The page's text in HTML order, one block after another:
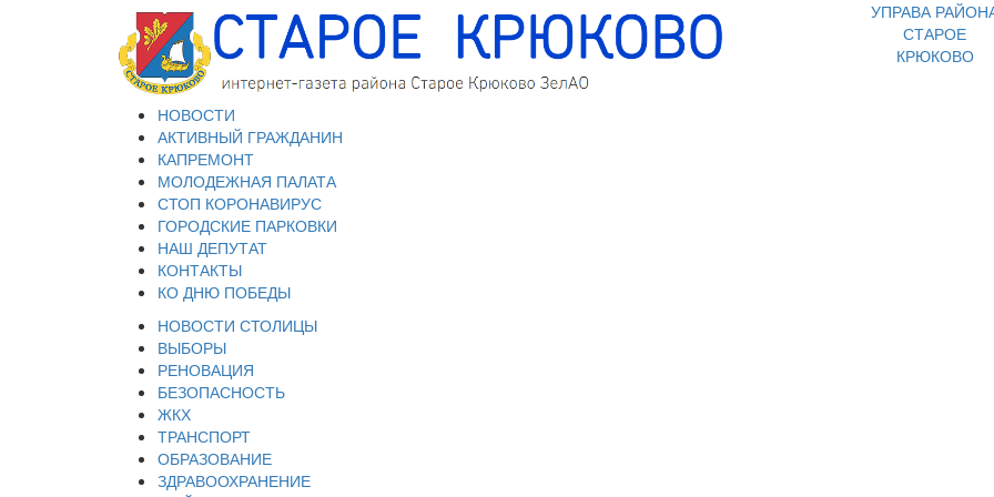
УПРАВА
СТАРОЕ
КРЮКОВО
НОВОСТИ
АКТИВНЫЙ ГРАЖДАНИН
КАПРЕМОНТ
МОЛОДЕЖНАЯ ПАЛАТА
СТОП КОРОНАВИРУС
ГОРОДСКИЕ ПАРКОВКИ
НАШ ДЕПУТАТ
КОНТАКТЫ
КО ДНЮ ПОБЕДЫ
НОВОСТИ СТОЛИЦЫ
ВЫБОРЫ
РЕНОВАЦИЯ
БЕЗОПАСНОСТЬ
ЖКХ
ТРАНСПОРТ
ОБРАЗОВАНИЕ
ЗДРАВООХРАНЕНИЕ